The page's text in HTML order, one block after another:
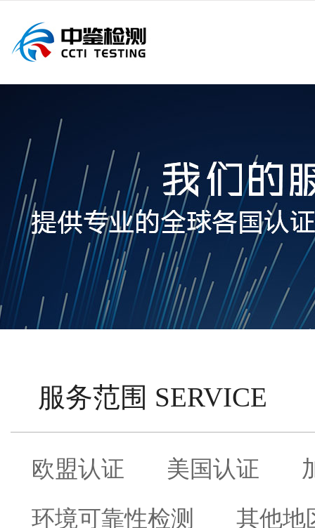
服务范围 SERVICE
欧盟认证 美国认证
环境可靠性检测
其他地